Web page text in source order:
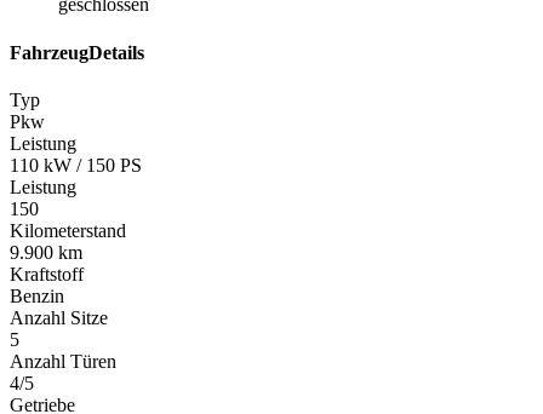
geschlossen
FahrzeugDetails
Typ
Pkw
Leistung
110 kW / 150 PS
Leistung
150
Kilometerstand
9.900 km
Kraftstoff
Benzin
Anzahl Sitze
5
Anzahl Türen
4/5
Getriebe